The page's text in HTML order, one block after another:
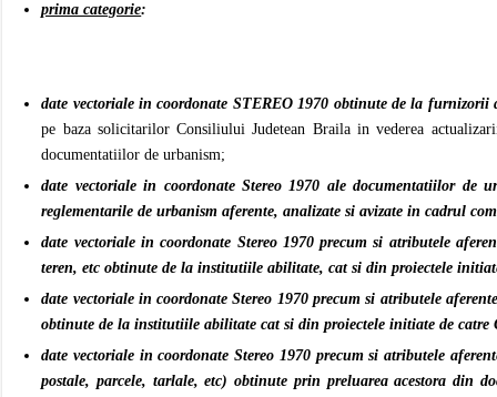
prima categorie:
date vectoriale in coordonate STEREO 1970 obtinute de la
pe baza solicitarilor Consiliului Judetean Braila in vederea
documentatiilor de urbanism;
date vectoriale in coordonate Stereo 1970 ale documentatiilor
reglementarile de urbanism aferente, analizate si avizate in cadrul
date vectoriale in coordonate Stereo 1970 precum si atributele
teren, etc obtinute de la institutiile abilitate, cat si din proiectele
date vectoriale in coordonate Stereo 1970 precum si atributele
obtinute de la institutiile abilitate cat si din proiectele initiate de
date vectoriale in coordonate Stereo 1970 precum si atributele
postale, parcele, tarlale, etc) obtinute prin preluarea acestora din